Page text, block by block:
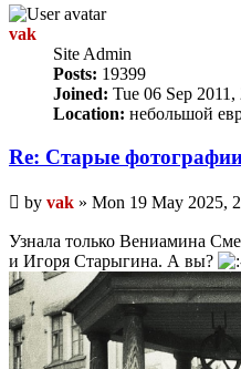
vak
Site Admin
Posts: 19399
Joined: Tue 06 Sep 2011,
Location: небольшой
Re: Старые
Unread
post
by vak » Mon 19 May 2025,
Узнала только Вениамина
и Игоря Старыгина. А вы?